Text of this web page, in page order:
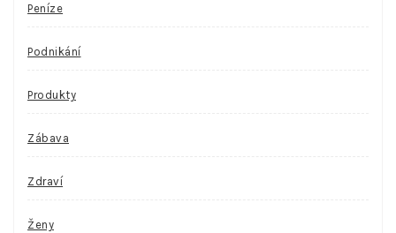
Peníze
Podnikání
Produkty
Zábava
Zdraví
Ženy